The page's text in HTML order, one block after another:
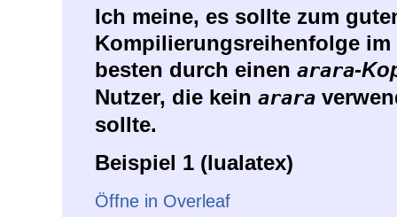
Ich meine, es sollte zum
Kompilierungsreihenfolge
besten durch einen arara-
Nutzer, die kein arara
sollte.
Beispiel 1 (lualatex)
Öffne in Overleaf